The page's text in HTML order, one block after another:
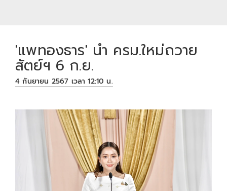
'แพทองธาร' นำ ครม.ใหม่ถวาย
สัตย์ฯ 6 ก.ย.
4 กันยายน 2567 เวลา 12:10 น.